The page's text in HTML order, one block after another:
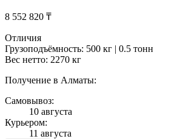
8 552 820 ₸
Отличия
Грузоподъёмность: 500 кг | 0.5 тонн
Вес нетто: 2270 кг
Получение в Алматы:
Самовывоз:
10 августа
Курьером:
11 августа